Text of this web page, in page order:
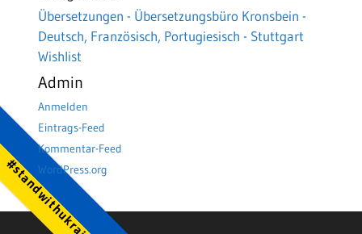
#standwithukraine
Übersetzungen - Übersetzungsbüro Kronsbein -
Deutsch, Französisch, Portugiesisch - Stuttgart
Wishlist
Admin
Anmelden
Eintrags-Feed
Kommentar-Feed
WordPress.org